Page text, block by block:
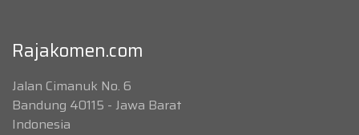
Rajakomen.com
Jalan Cimanuk No. 6
Bandung 40115 - Jawa Barat
Indonesia